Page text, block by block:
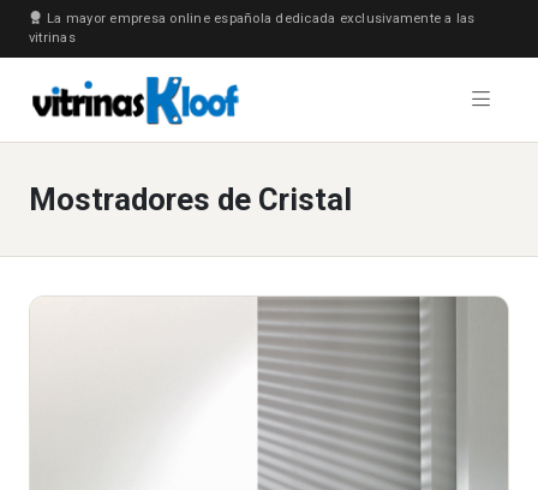
La mayor empresa online española dedicada exclusivamente a las
vitrinas
Mostradores de Cristal